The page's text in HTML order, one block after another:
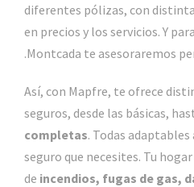
diferentes pólizas, con
en precios y los servicios. Y
Montcada te asesoraremos
Así, con Mapfre, te ofrece
seguros, desde las básicas,
completas. Todas
seguro que necesites. Tu
de incendios, fugas de gas,